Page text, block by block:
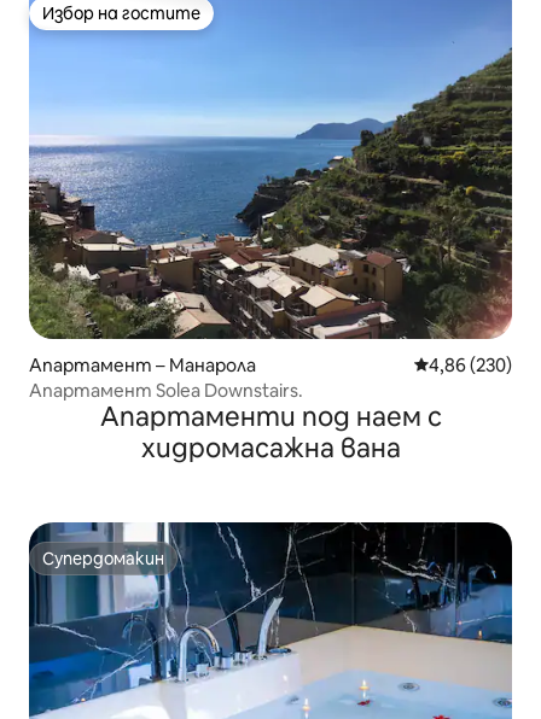
Избор на гостите
Избор на гостите
Апартамент – Манарола Средна
4,86 (230)
Апартамент Solea Downstairs.
Апартаменти под наем с
хидромасажна вана
Супердомакин
Супердомакин